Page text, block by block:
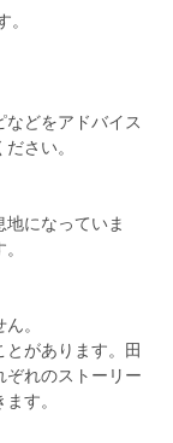
どをアドバイス
さい。
になっていま
。
があります。田
ぞれのストーリー
す。